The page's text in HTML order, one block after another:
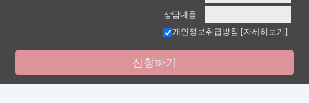
상담내용
개인정보취급방침 [자세히보기]